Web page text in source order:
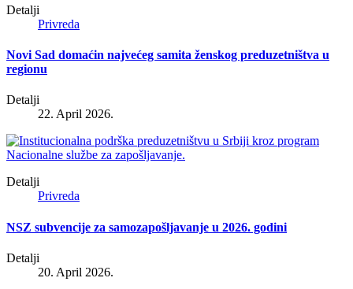
Detalji
Privreda
Novi Sad domaćin najvećeg samita ženskog preduzetništva u
regionu
Detalji
22. April 2026.
Detalji
Privreda
NSZ subvencije za samozapošljavanje u 2026. godini
Detalji
20. April 2026.